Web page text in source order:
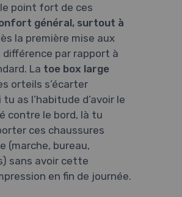
point fort de ces
général, surtout à
la première mise aux
différence par rapport à
La toe box large
orteils s’écarter
as l’habitude d’avoir le
contre le bord, là tu
ces chaussures
(marche, bureau,
sans avoir cette
en fin de journée.